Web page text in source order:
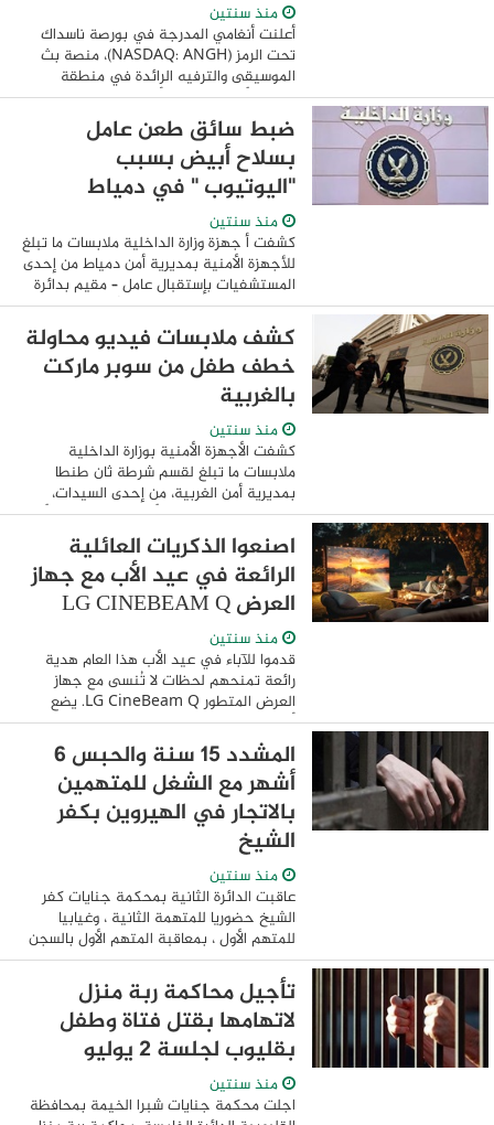
منذ سنتين
أعلنت أنغامي المدرجة في بورصة ناسداك
تحت الرمز (NASDAQ: ANGH)، منصة بث
الموسيقى والترفيه الرائدة في منطقة
الشرق الأوسط وشمال أفريقيا، عن تعاونها مع
بيتموفين، المزود الرائد لحلول البنية التحتية
...
ضبط سائق طعن عامل
بسلاح أبيض بسبب
"اليوتيوب " في دمياط
منذ سنتين
كشفت أ جهزة وزارة الداخلية ملابسات ما تبلغ
للأجهزة الأمنية بمديرية أمن دمياط من إحدى
المستشفيات بإستقبال عامل – مقيم بدائرة
قسم شرطة ثان المحلة "مصاباً بجروح
متفرقة" إثر التعدى عليه من قبل آخر ...
كشف ملابسات فيديو محاولة
خطف طفل من سوبر ماركت
بالغربية
منذ سنتين
كشفت الأجهزة الأمنية بوزارة الداخلية
ملابسات ما تبلغ لقسم شرطة ثان طنطا
بمديرية أمن الغربية، من إحدى السيدات،
مقيمة بدائرة القسم، بأنه حال تواجدها بأحد
المحال التجارية كائن بدائرة القسم، ...
اصنعوا الذكريات العائلية
الرائعة في عيد الأب مع جهاز
العرض LG CINEBEAM Q
منذ سنتين
قدموا للآباء في عيد الأب هذا العام هدية
رائعة تمنحهم لحظات لا تُنسى مع جهاز
العرض المتطور LG CineBeam Q. يضع
أصغر جهاز عرض محمول بدقة 4K في العالم
معياراً جديداً للترفيه المنزلي ويجمع بين
التقنيات ...
المشدد 15 سنة والحبس 6
أشهر مع الشغل للمتهمين
بالاتجار في الهيروين بكفر
الشيخ
منذ سنتين
عاقبت الدائرة الثانية بمحكمة جنايات كفر
الشيخ حضوريا للمتهمة الثانية ، وغيابيا
للمتهم الأول ، بمعاقبة المتهم الأول بالسجن
المشدد لمدة 15 سنة ، وتغريمه 50 الف جنيه
، عما أسند إليه ومصادرة ...
تأجيل محاكمة ربة منزل
لاتهامها بقتل فتاة وطفل
بقليوب لجلسة 2 يوليو
منذ سنتين
اجلت محكمة جنايات شبرا الخيمة بمحافظة